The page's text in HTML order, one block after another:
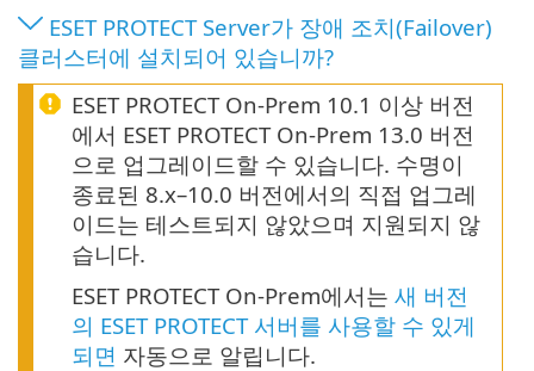
ESET PROTECT Server가 장애 조치(Failover)
클러스터에 설치되어 있습니까?
ESET PROTECT On-Prem 10.1 이상 버전
에서 ESET PROTECT On-Prem 13.0 버전
으로 업그레이드할 수 있습니다. 수명이
종료된 8.x–10.0 버전에서의 직접 업그레
이드는 테스트되지 않았으며 지원되지 않
습니다.
ESET PROTECT On-Prem에서는 새 버전
의 ESET PROTECT 서버를 사용할 수 있게
되면 자동으로 알립니다.